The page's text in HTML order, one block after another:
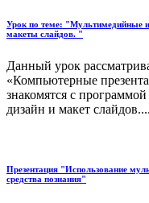
Урок по теме: "Мультимедийные
макеты слайдов. "
Данный урок
«Компьютерные
знакомятся с
дизайн и макет слайдов....
Презентация "Использование
средства познания"